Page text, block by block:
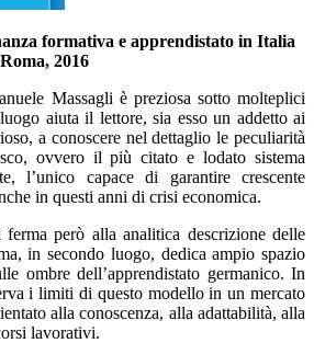
formativa e apprendistato in Italia
2016
Massagli è preziosa sotto molteplici
aiuta il lettore, sia esso un addetto ai
a conoscere nel dettaglio le peculiarità
ovvero il più citato e lodato sistema
l’unico capace di garantire crescente
in questi anni di crisi economica.
però alla analitica descrizione delle
in secondo luogo, dedica ampio spazio
ombre dell’apprendistato germanico. In
i limiti di questo modello in un mercato
alla conoscenza, alla adattabilità, alla
lavorativi.